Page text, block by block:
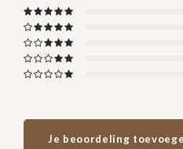
Je beoordeling